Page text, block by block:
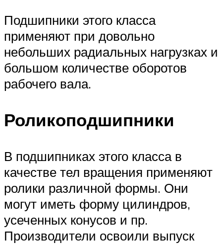
Подшипники этого класса
применяют при довольно
небольших радиальных нагрузках и
большом количестве оборотов
рабочего вала.
Роликоподшипники
В подшипниках этого класса в
качестве тел вращения применяют
ролики различной формы. Они
могут иметь форму цилиндров,
усеченных конусов и пр.
Производители освоили выпуск